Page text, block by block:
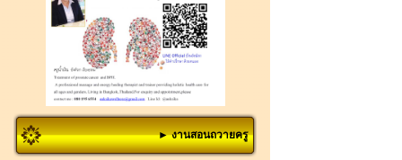
► งานสอนถวายครู